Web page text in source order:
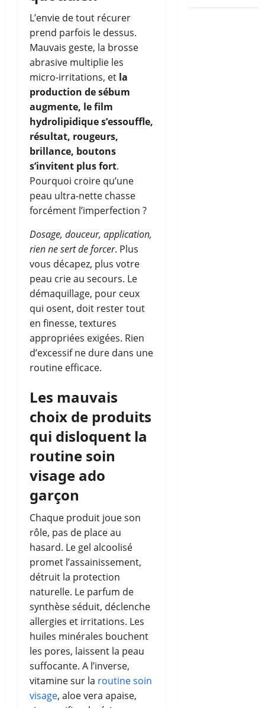
L’envie de tout récurer
prend parfois le dessus.
Mauvais geste, la brosse
abrasive multiplie les
micro-irritations, et la
production de sébum
augmente, le film
hydrolipidique s’essouffle,
résultat, rougeurs,
brillance, boutons
s’invitent plus fort.
Pourquoi croire qu’une
peau ultra-nette chasse
forcément l’imperfection ?
Dosage, douceur, application,
rien ne sert de forcer. Plus
vous décapez, plus votre
peau crie au secours. Le
démaquillage, pour ceux
qui osent, doit rester tout
en finesse, textures
appropriées exigées. Rien
d’excessif ne dure dans une
routine efficace.
Les mauvais
choix de produits
qui disloquent la
routine soin
visage ado
garçon
Chaque produit joue son
rôle, pas de place au
hasard. Le gel alcoolisé
promet l’assainissement,
détruit la protection
naturelle. Le parfum de
synthèse séduit, déclenche
allergies et irritations. Les
huiles minérales bouchent
les pores, laissent la peau
suffocante. A l’inverse,
vitamine sur la routine soin
visage, aloe vera apaise,